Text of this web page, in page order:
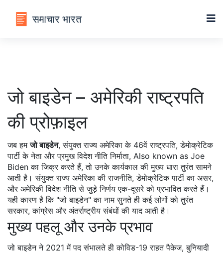
जो बाइडेन – अमेरिकी राष्ट्रपति
की प्रोफ़ाइल
जब हमजो बाइडेन,संयुक्त राज्य अमेरिका के 46वें राष्ट्रपति, डेमोक्रेटिक
पार्टी के नेता और प्रमुख विदेश नीति निर्माता, Also known as Joe
Biden का जिक्र करते हैं, तो उनके कार्यकाल की मुख्य धारा तुरंत सामने
आती है।संयुक्त राज्य अमेरिका की राजनीति,डेमोक्रेटिक पार्टी का असर,
और अमेरिकी विदेश नीतिसे जुड़े निर्णय एक-दूसरे को प्रभावित करते हैं।
यही कारण है कि "जो बाइडेन" का नाम सुनते ही कई लोगों को तुरंत
सरकार, कांग्रेस और अंतर्राष्ट्रीय संबंधों की याद आती है।
मुख्य पहलू और उनके प्रभाव
जो बाइडेन ने 2021 में पद संभालते ही कोविड-19 राहत पैकेज, बुनियादी